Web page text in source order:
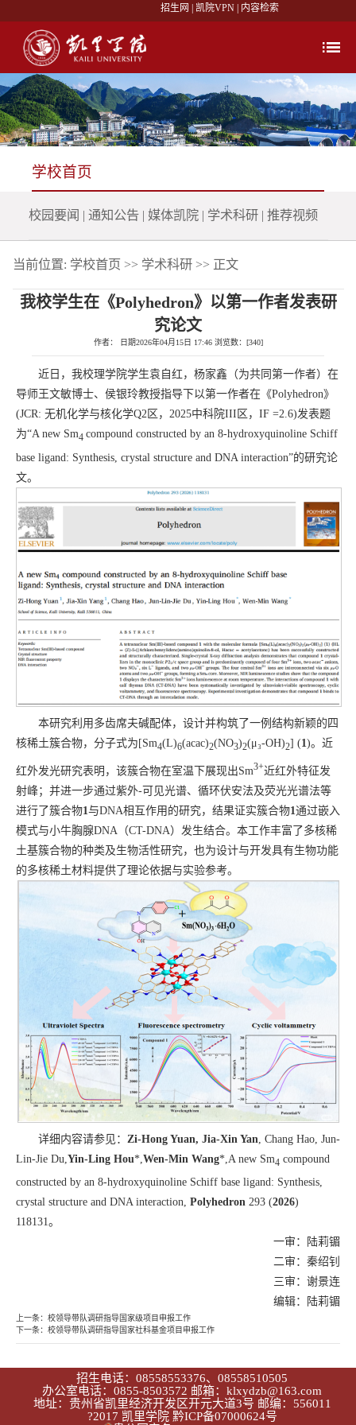
招生网 凯院VPN 内容检索
学校首页
校园要闻 | 通知公告| 媒体凯院| 学术科研| 推荐视频
当前位置: 学校首页 >> 学术科研>> 正文
我校学生在《Polyhedron》以第一作者发表研
究论文
作者： 日期2026年04月15日 17:46 浏览数：[340]
近日，我校理学院学生袁自红，杨家鑫（为共同第一作者）在
导师王文敏博士、侯银玲教授指导下以第一作者在《Polyhedron》
(JCR: 无机化学与核化学Q2区，2025中科院III区，IF =2.6)发表题
为“A new Sm4 compound constructed by an 8-hydroxyquinoline Schiff
base ligand: Synthesis, crystal structure and DNA interaction”的研究论
文。
本研究利用多齿席夫碱配体，设计并构筑了一例结构新颖的四
核稀土簇合物，分子式为[Sm4(L)6(acac)2(NO3)2(μ₃-OH)2] (1)。近
红外发光研究表明，该簇合物在室温下展现出Sm3+近红外特征发
射峰；并进一步通过紫外-可见光谱、循环伏安法及荧光光谱法等
进行了簇合物1与DNA相互作用的研究，结果证实簇合物1通过嵌入
模式与小牛胸腺DNA（CT-DNA）发生结合。本工作丰富了多核稀
土基簇合物的种类及生物活性研究，也为设计与开发具有生物功能
的多核稀土材料提供了理论依据与实验参考。
详细内容请参见： Zi-Hong Yuan, Jia-Xin Yan , Chang Hao, Jun-
Lin-Jie Du, Yin-Ling Hou*, Wen-Min Wang*,A new Sm4 compound
constructed by an 8-hydroxyquinoline Schiff base ligand: Synthesis,
crystal structure and DNA interaction, Polyhedron 293 (2026)
118131。
一审：陆莉镅
二审：秦绍钊
三审：谢景连
编辑：陆莉镅
上一条： 校领导带队调研指导国家级项目申报工作
下一条： 校领导带队调研指导国家社科基金项目申报工作
招生电话：08558553376、08558510505
办公室电话：0855-8503572 邮箱：klxydzb@163.com
地址：贵州省凯里经济开发区开元大道3号 邮编：556011
?2017 凯里学院 黔ICP备07000624号